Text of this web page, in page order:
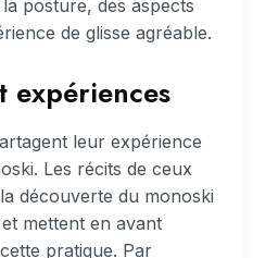
posture, des aspects
de glisse agréable.
expériences
leur expérience
Les récits de ceux
découverte du monoski
mettent en avant
pratique. Par